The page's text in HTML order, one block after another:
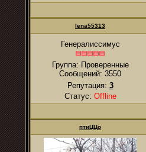
lena55313
Генералиссимус
Группа: Проверенные
Сообщений: 3550
Репутация: 3
Статус: Offline
птиЦЦо